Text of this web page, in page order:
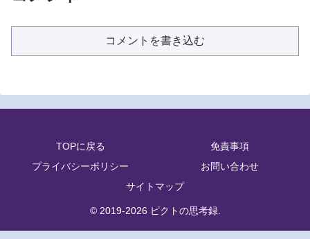
コメントを書き込む
TOPに戻る
免責事項
プライバシーポリシー
お問い合わせ
サイトマップ
© 2019-2026 ピクトの思考録.